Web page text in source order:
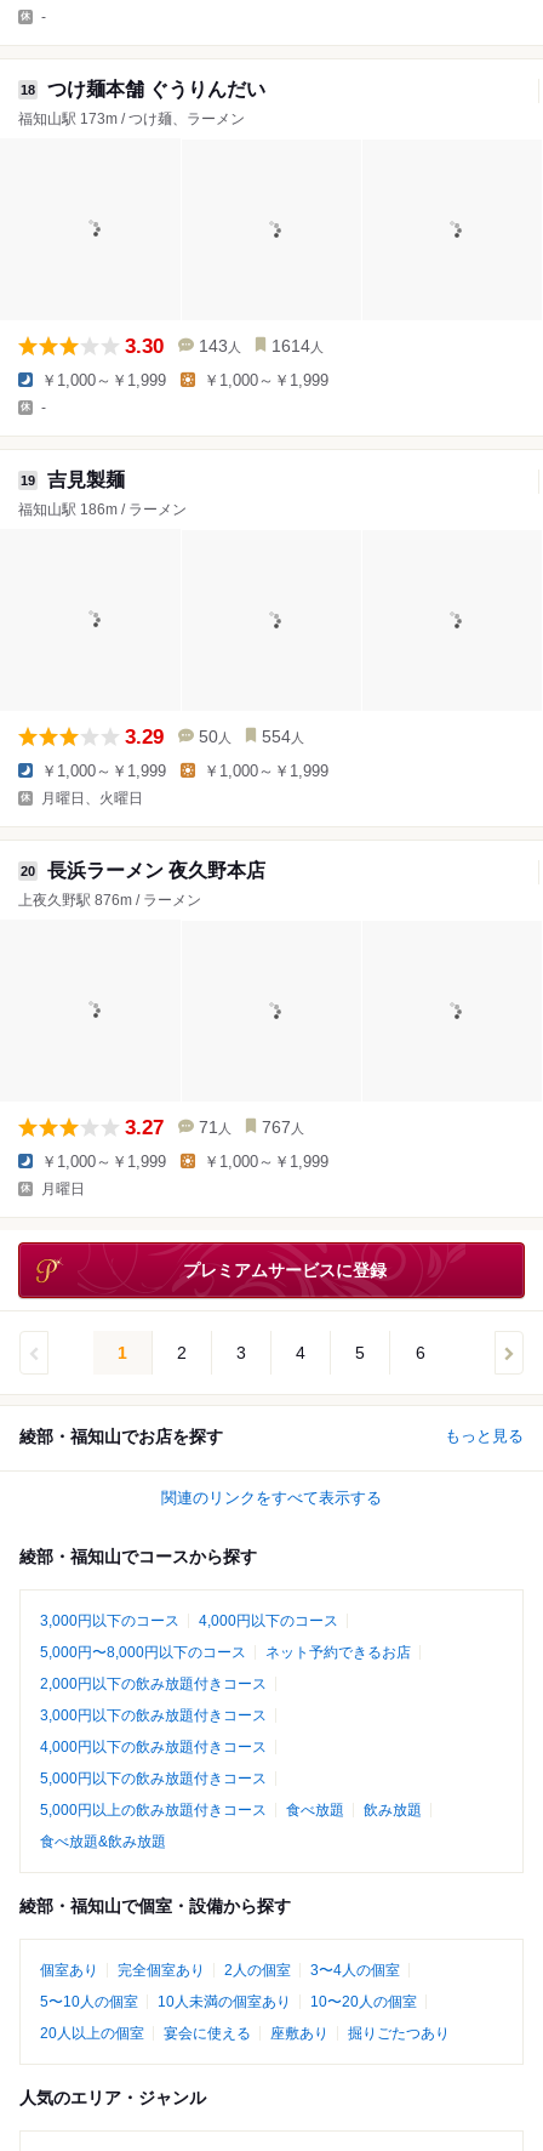
-
18 つけ麺本舗 ぐうりんだい
福知山駅 173m / つけ麺、ラーメン
3.30 143 人 1614 人
￥1,000～￥1,999 ￥1,000～￥1,999
-
19 吉見製麺
福知山駅 186m / ラーメン
3.29 50 人 554 人
￥1,000～￥1,999 ￥1,000～￥1,999
月曜日、火曜日
20 長浜ラーメン 夜久野本店
上夜久野駅 876m / ラーメン
3.27 71 人 767 人
￥1,000～￥1,999 ￥1,000～￥1,999
月曜日
プレミアムサービスに登録
1 2 3 4 5 6
綾部・福知山でお店を探す もっと見る
関連のリンクをすべて表示する
綾部・福知山でコースから探す
3,000円以下のコース
4,000円以下のコース
5,000円〜8,000円以下のコース
ネット予約できるお店
2,000円以下の飲み放題付きコース
3,000円以下の飲み放題付きコース
4,000円以下の飲み放題付きコース
5,000円以下の飲み放題付きコース
5,000円以上の飲み放題付きコース
食べ放題
飲み放題
食べ放題&飲み放題
綾部・福知山で個室・設備から探す
個室あり 完全個室あり 2人の個室
3〜4人の個室
5〜10人の個室
10人未満の個室あり
10〜20人の個室
20人以上の個室
宴会に使える 座敷あり 掘りごたつあり
人気のエリア・ジャンル